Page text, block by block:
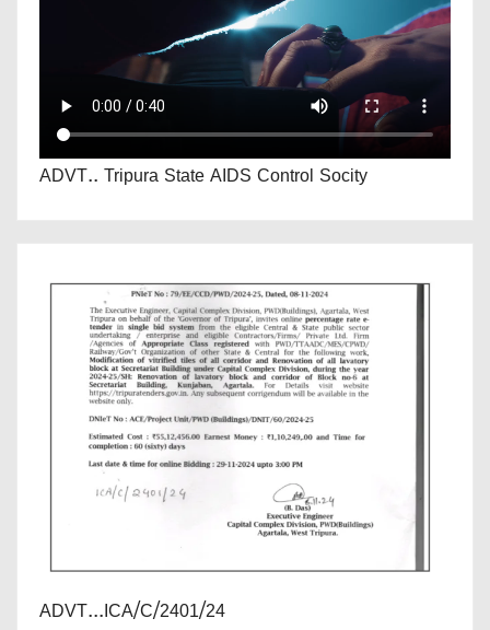
ADVT.. Tripura State AIDS Control Socity
ADVT...ICA/C/2401/24